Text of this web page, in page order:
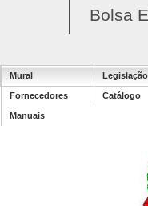
Bolsa
Mural Legislação
Fornecedores Catálogo
Manuais